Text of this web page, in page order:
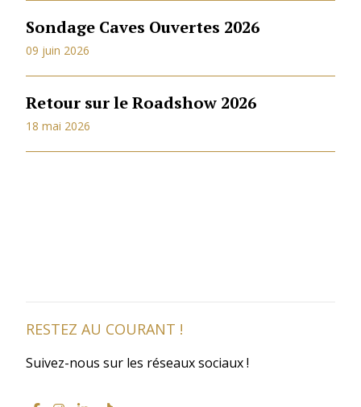
Sondage Caves Ouvertes 2026
09 juin 2026
Retour sur le Roadshow 2026
18 mai 2026
RESTEZ AU COURANT !
Suivez-nous sur les réseaux sociaux !